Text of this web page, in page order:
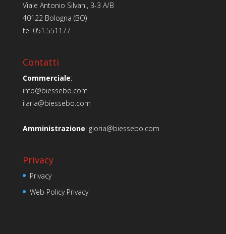
Viale Antonio Silvani, 3-3 A/B
40122 Bologna (BO)
tel 051.551177
Contatti
Commerciale:
info@biessebo.com
ilaria@biessebo.com
Amministrazione: gloria@biessebo.com
Privacy
Privacy
Web Policy Privacy